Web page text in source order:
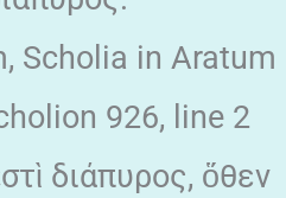
Scholia in Aratum
926, line 2
διάπυρος, ὅθεν